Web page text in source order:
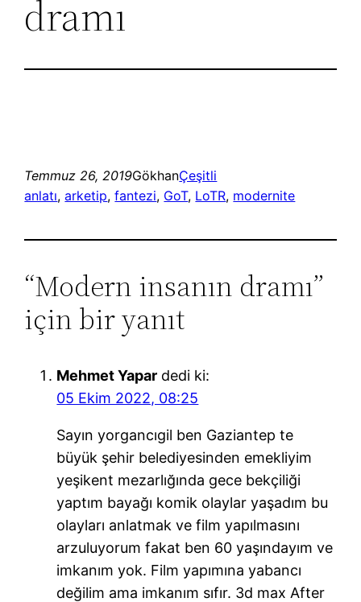
dramı
Temmuz 26, 2019GökhanÇeşitli
anlatı, arketip, fantezi, GoT, LoTR, modernite
“Modern insanın dramı”
için bir yanıt
Mehmet Yapar dedi ki:
05 Ekim 2022, 08:25
Sayın yorgancıgil ben Gaziantep te
büyük şehir belediyesinden emekliyim
yeşikent mezarlığında gece bekçiliği
yaptım bayağı komik olaylar yaşadım bu
olayları anlatmak ve film yapılmasını
arzuluyorum fakat ben 60 yaşındayım ve
imkanım yok. Film yapımına yabancı
değilim ama imkanım sıfır. 3d max After